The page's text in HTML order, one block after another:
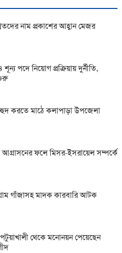
নাম প্রকাশের আহ্বান মেজর
পদে নিয়োগ প্রক্রিয়ায় দুর্নীতি,
করতে মাঠে কলাপাড়া উপজেলা
আগ্রাসনের ফলে মিসর-ইসরায়েল সম্পর্কে
গাঁজাসহ মাদক কারবারি আটক
থেকে মনোনয়ন পেয়েছেন